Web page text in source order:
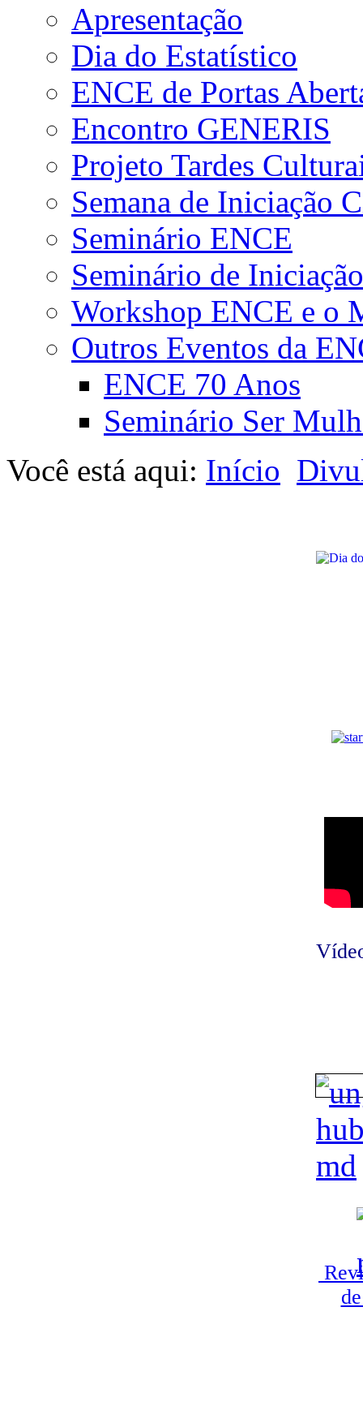
Apresentação
Dia do Estatístico
ENCE de Portas
Encontro GENERIS
Projeto Tardes
Semana de Iniciação
Seminário ENCE
Seminário de
Workshop ENCE e o
Outros Eventos da
ENCE 70 Anos
Seminário Ser
Você está aqui: Início